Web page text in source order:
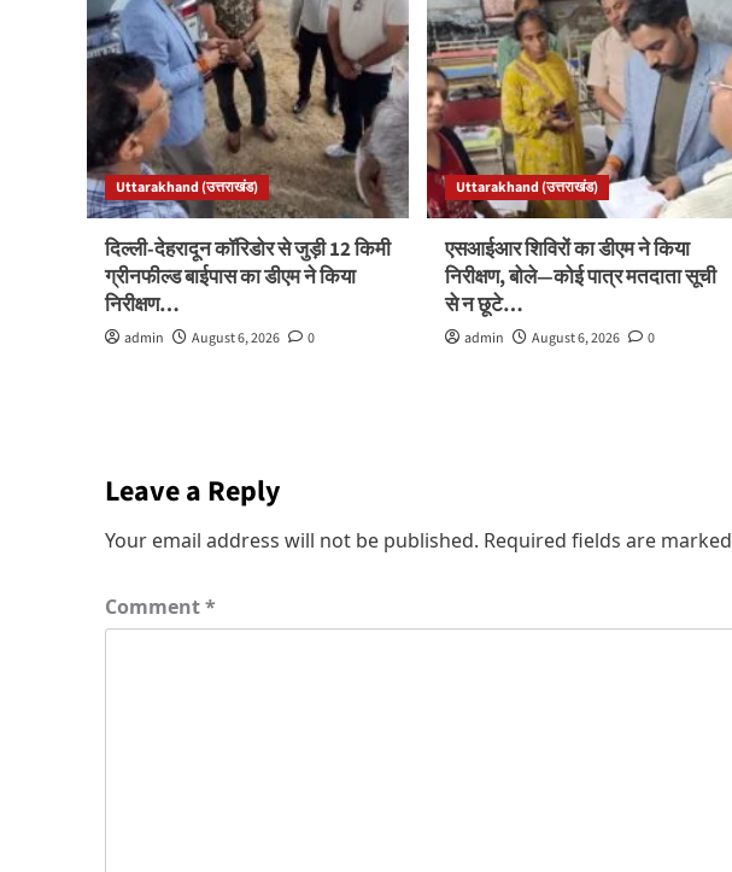
Uttarakhand (उत्तराखंड)
दिल्ली-देहरादून कॉरिडोर से जुड़ी 12 किमी
ग्रीनफील्ड बाईपास का डीएम ने किया
निरीक्षण…
admin August 6, 2026 0
Uttarakhand (उत्तराखंड)
एसआईआर शिविरों का डीएम ने किया
निरीक्षण, बोले—कोई पात्र मतदाता सूची
से न छूटे…
admin August 6, 2026 0
Leave a Reply
Your email address will not be published. Required fields are marked
Comment*